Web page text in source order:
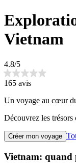
Vietnam
4.8/5
165 avis
Un voyage au cœur
Découvrez les trésors
Créer mon voyage
Vietnam: quand